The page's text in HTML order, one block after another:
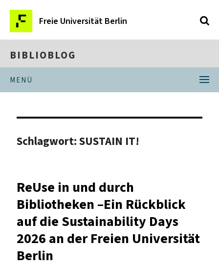
Freie Universität Berlin
BIBLIOBLOG
MENÜ
Schlagwort:SUSTAIN IT!
ReUse in und durch
Bibliotheken –Ein Rückblick
auf die Sustainability Days
2026 an der Freien Universität
Berlin